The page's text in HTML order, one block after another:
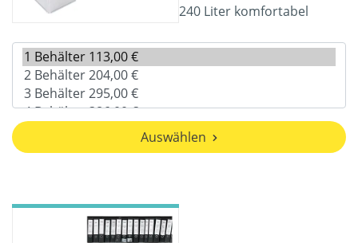
240 Liter komfortabel
Auswählen